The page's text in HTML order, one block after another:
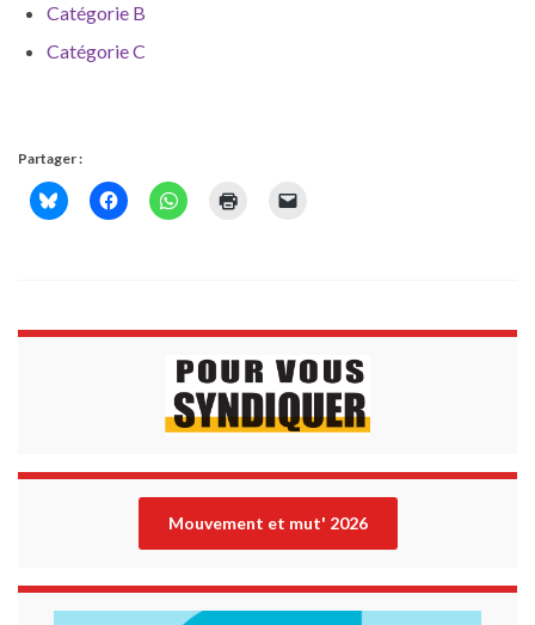
Catégorie B
Catégorie C
Partager :
Mouvement et mut' 2026